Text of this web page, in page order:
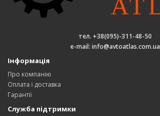
тел. +38(095)-311-48-50
e-mail: info@avtoatlas.com.ua
Інформація
Про компанію
Оплата і доставка
Гарантії
Служба підтримки